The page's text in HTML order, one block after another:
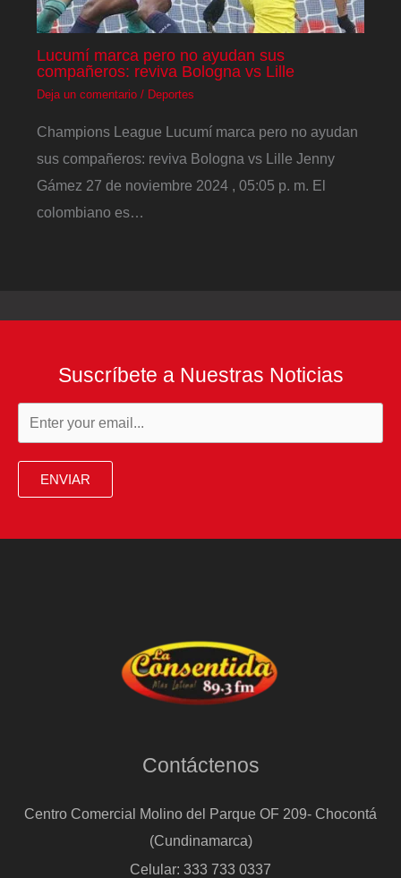
Lucumí marca pero no ayudan sus
compañeros: reviva Bologna vs Lille
Deja un comentario / Deportes
Champions League Lucumí marca pero no ayudan
sus compañeros: reviva Bologna vs Lille Jenny
Gámez 27 de noviembre 2024 , 05:05 p. m. El
colombiano es…
Suscríbete a Nuestras Noticias
ENVIAR
Contáctenos
Centro Comercial Molino del Parque OF 209- Chocontá
(Cundinamarca)
Celular: 333 733 0337